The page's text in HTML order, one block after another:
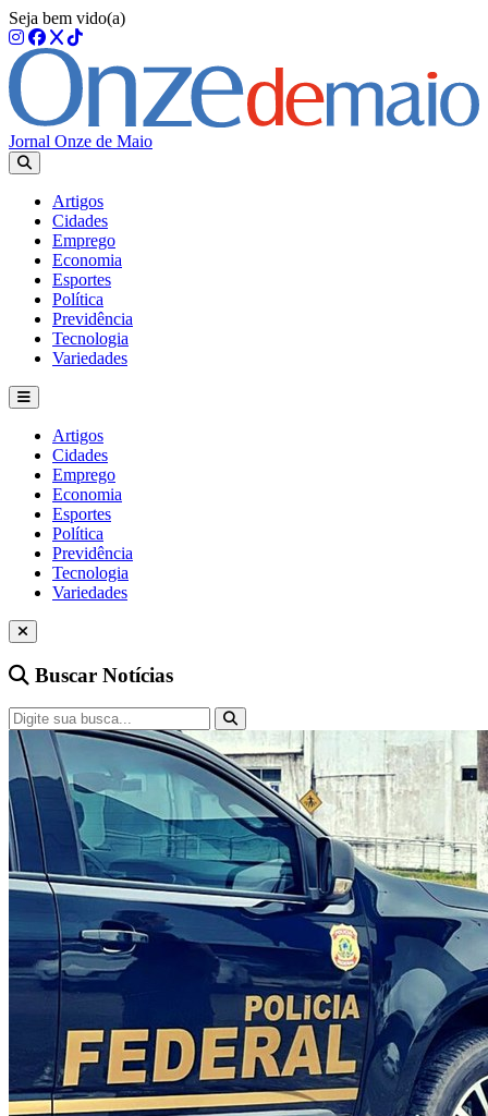
Seja bem vido(a)
Jornal Onze de Maio
Artigos
Cidades
Emprego
Economia
Esportes
Política
Previdência
Tecnologia
Variedades
Artigos
Cidades
Emprego
Economia
Esportes
Política
Previdência
Tecnologia
Variedades
Buscar Notícias